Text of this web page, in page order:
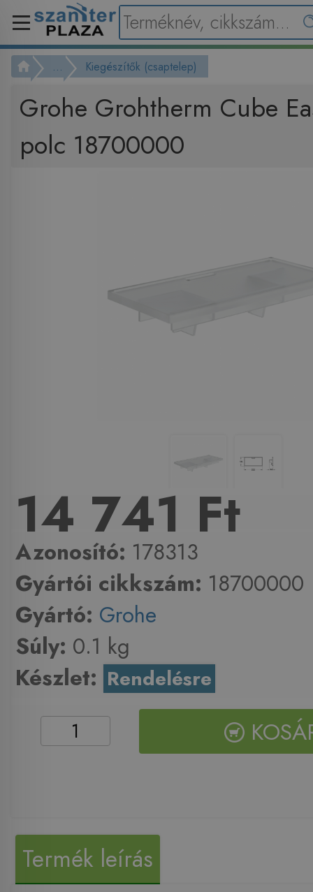
... Kiegészítők (csaptelep)
Grohe Grohtherm Cube
polc 18700000
14 741 Ft
Azonosító: 178313
Gyártói cikkszám: 18700000
Gyártó: Grohe
Súly: 0.1 kg
Készlet: Rendelésre
Termék leírás